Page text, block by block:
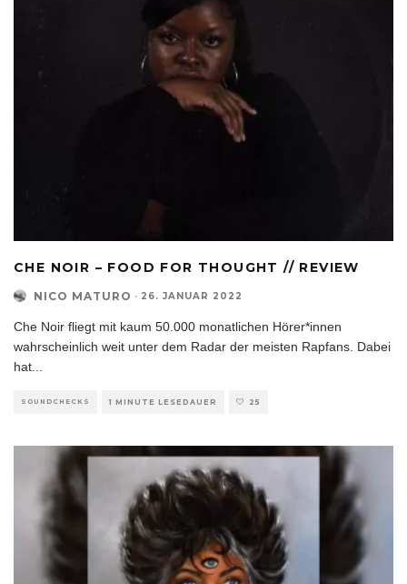
CHE NOIR – FOOD FOR THOUGHT // REVIEW
NICO MATURO · 26. JANUAR 2022
Che Noir fliegt mit kaum 50.000 monatlichen Hörer*innen
wahrscheinlich weit unter dem Radar der meisten Rapfans. Dabei
hat
SOUNDCHECKS 1 MINUTE LESEDAUER 25